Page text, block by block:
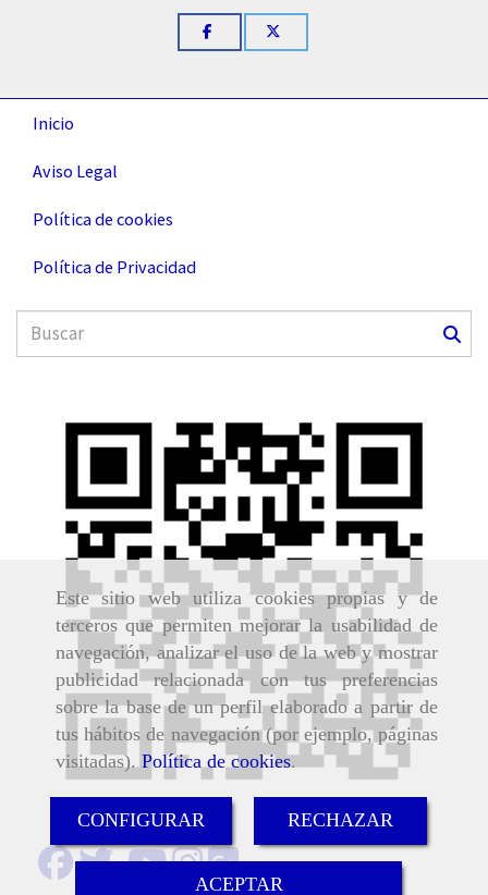
Este sitio web utiliza cookies propias y de
terceros que permiten mejorar la usabilidad de
navegación, analizar el uso de la web y mostrar
publicidad relacionada con tus preferencias
sobre la base de un perfil elaborado a partir de
tus hábitos de navegación (por ejemplo, páginas
visitadas). Política de cookies.
CONFIGURAR RECHAZAR
ACEPTAR
Inicio
Aviso Legal
Política de cookies
Política de Privacidad